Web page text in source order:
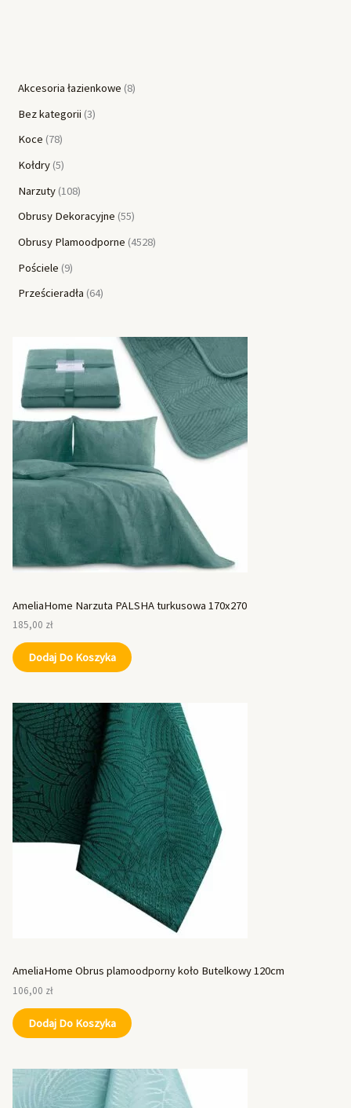
Akcesoria łazienkowe 8
Bez kategorii 3
Koce 78
Kołdry 5
Narzuty 108
Obrusy Dekoracyjne 55
Obrusy Plamoodporne 4528
Pościele 9
Prześcieradła 64
AmeliaHome Narzuta PALSHA turkusowa 170x270
185,00 zł
Dodaj Do Koszyka
AmeliaHome Obrus plamoodporny koło Butelkowy 120cm
106,00 zł
Dodaj Do Koszyka